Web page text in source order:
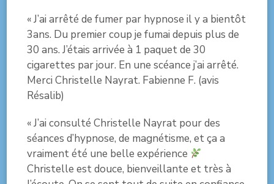
« J’ai arrêté de fumer par hypnose il y a bientôt
3ans. Du premier coup je fumai depuis plus de
30 ans. J’étais arrivée à 1 paquet de 30
cigarettes par jour. En une scéance j’ai arrêté.
Merci Christelle Nayrat. Fabienne F. (avis
Résalib)
« J’ai consulté Christelle Nayrat pour des
séances d’hypnose, de magnétisme, et ça a
vraiment été une belle expérience
Christelle est douce, bienveillante et très à